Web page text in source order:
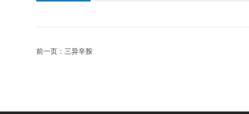
前一页： 三异辛胺